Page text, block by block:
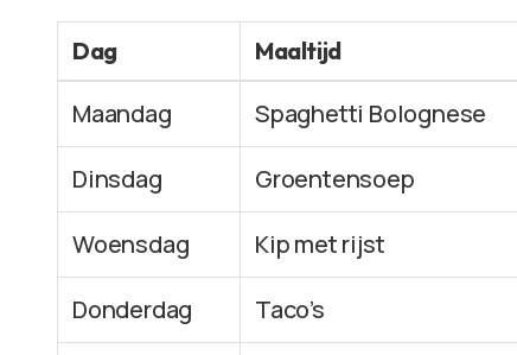
Dag Maaltijd
Maandag Spaghetti Bolognese
Dinsdag Groentensoep
Woensdag Kip met rijst
Donderdag Taco’s